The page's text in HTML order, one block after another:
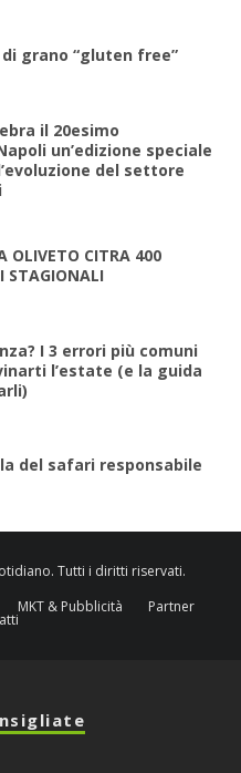
di grano “gluten free”
il 20esimo
un’edizione speciale
del settore
OLIVETO CITRA 400
STAGIONALI
I 3 errori più comuni
l’estate (e la guida
del safari responsabile
Tutti i diritti riservati.
MKT & Pubblicità Partner